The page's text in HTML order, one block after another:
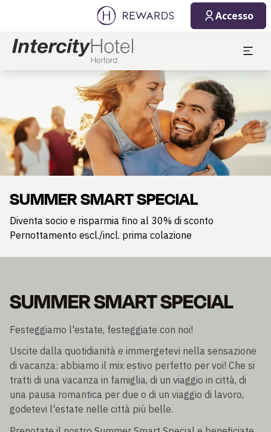
Accesso
SUMMER SMART SPECIAL
Diventa socio e risparmia fino al 30% di sconto
Pernottamento escl./incl. prima colazione
SUMMER SMART SPECIAL
Festeggiamo l'estate, festeggiate con noi!
Uscite dalla quotidianità e immergetevi nella sensazione
di vacanza: abbiamo il mix estivo perfetto per voi! Che si
tratti di una vacanza in famiglia, di un viaggio in città, di
una pausa romantica per due o di un viaggio di lavoro,
godetevi l'estate nelle città più belle.